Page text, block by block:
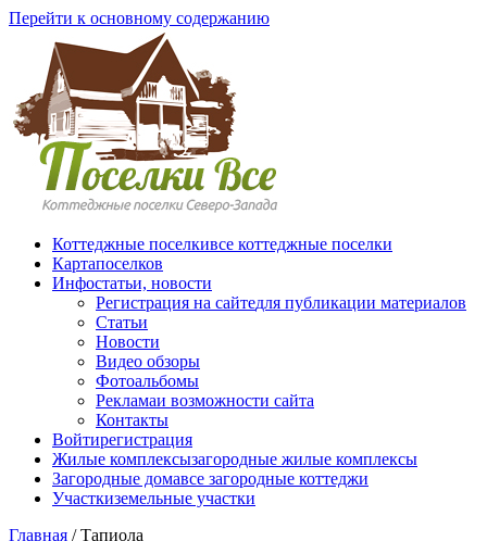
Перейти к основному содержанию
Коттеджные поселкивсе коттеджные поселки
Картапоселков
Инфостатьи, новости
Регистрация на сайтедля публикации материалов
Статьи
Новости
Видео обзоры
Фотоальбомы
Рекламаи возможности сайта
Контакты
Войтирегистрация
Жилые комплексызагородные жилые комплексы
Загородные домавсе загородные коттеджи
Участкиземельные участки
Главная /Тапиола